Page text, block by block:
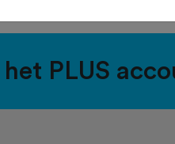
PLUS